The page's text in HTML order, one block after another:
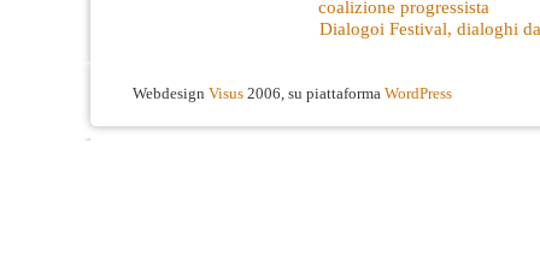
coalizione progressista
Dialogoi Festival, dialoghi
Webdesign Visus 2006, su piattaforma WordPress